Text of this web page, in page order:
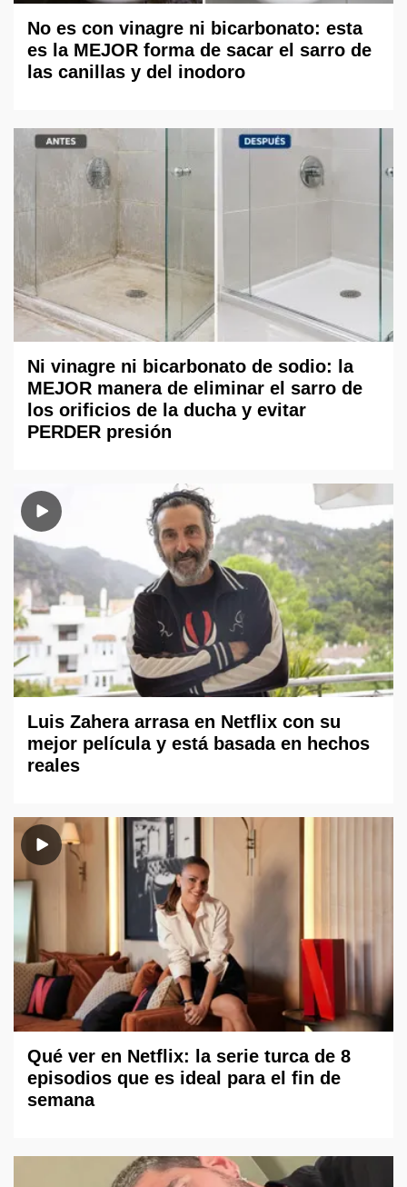
No es con vinagre ni bicarbonato: esta
es la MEJOR forma de sacar el sarro de
las canillas y del inodoro
Ni vinagre ni bicarbonato de sodio: la
MEJOR manera de eliminar el sarro de
los orificios de la ducha y evitar
PERDER presión
Luis Zahera arrasa en Netflix con su
mejor película y está basada en hechos
reales
Qué ver en Netflix: la serie turca de 8
episodios que es ideal para el fin de
semana